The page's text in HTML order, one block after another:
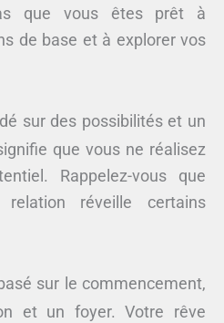
que vous êtes prêt à
de base et à explorer vos
sur des possibilités et un
que vous ne réalisez
Rappelez-vous que
réveille certains
sur le commencement,
et un foyer. Votre rêve